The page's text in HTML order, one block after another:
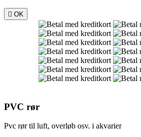
 OK
PVC rør
Pvc rør til luft, overløb osv. i akvarier